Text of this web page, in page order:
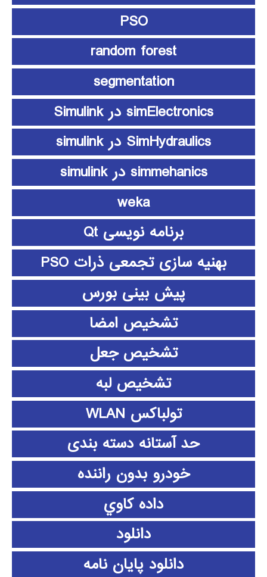
PSO
random forest
segmentation
simElectronics در Simulink
SimHydraulics در simulink
simmehanics در simulink
weka
برنامه نویسی Qt
بهنیه سازی تجمعی ذرات PSO
پیش بینی بورس
تشخیص امضا
تشخیص جعل
تشخیص لبه
تولباکس WLAN
حد آستانه دسته بندی
خودرو بدون راننده
داده كاوي
دانلود
دانلود پايان نامه